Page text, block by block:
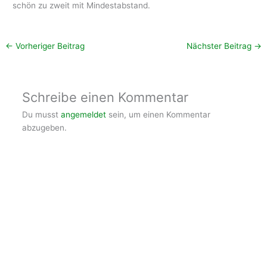
schön zu zweit mit Mindestabstand.
← Vorheriger Beitrag Nächster Beitrag →
Schreibe einen Kommentar
Du musst angemeldetsein, um einen Kommentar
abzugeben.